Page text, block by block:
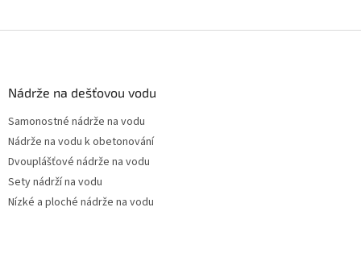
Nádrže na dešťovou vodu
Samonostné nádrže na vodu
Nádrže na vodu k obetonování
Dvouplášťové nádrže na vodu
Sety nádrží na vodu
Nízké a ploché nádrže na vodu